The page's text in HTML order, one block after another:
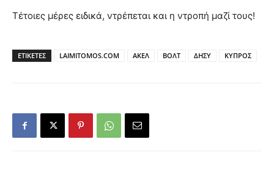
Τέτοιες μέρες ειδικά, ντρέπεται και η ντροπή μαζί τους!
ΕΤΙΚΕΤΕΣ LAIMITOMOS.COM ΑΚΕΛ ΒΟΛΤ ΔΗΣΥ ΚΥΠΡΟΣ